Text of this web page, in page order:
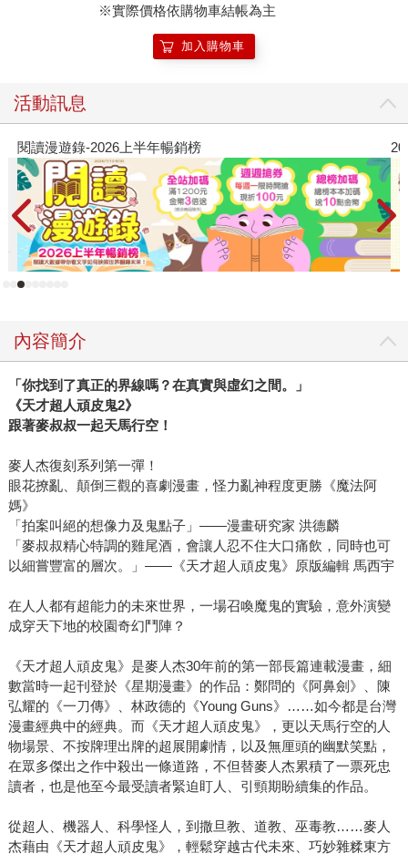
※實際價格依購物車結帳為主
加入購物車
活動訊息
-2026上半年暢銷榜 2026金石堂
內容簡介
「你找到了真正的界線嗎？在真實與虛幻之間。」
《天才超人頑皮鬼2》
跟著麥叔叔一起天馬行空！
麥人杰復刻系列第一彈！
眼花撩亂、顛倒三觀的喜劇漫畫，怪力亂神程度更勝《魔法阿
媽》
「拍案叫絕的想像力及鬼點子」——漫畫研究家 洪德麟
「麥叔叔精心特調的雞尾酒，會讓人忍不住大口痛飲，同時也可
以細嘗豐富的層次。」——《天才超人頑皮鬼》原版編輯 馬西宇
在人人都有超能力的未來世界，一場召喚魔鬼的實驗，意外演變
成穿天下地的校園奇幻鬥陣？
《天才超人頑皮鬼》是麥人杰30年前的第一部長篇連載漫畫，細
數當時一起刊登於《星期漫畫》的作品：鄭問的《阿鼻劍》、陳
弘耀的《一刀傳》、林政德的《Young Guns》……如今都是台灣
漫畫經典中的經典。而《天才超人頑皮鬼》，更以天馬行空的人
物場景、不按牌理出牌的超展開劇情，以及無厘頭的幽默笑點，
在眾多傑出之作中殺出一條道路，不但替麥人杰累積了一票死忠
讀者，也是他至今最受讀者緊迫盯人、引頸期盼續集的作品。
從超人、機器人、科學怪人，到撒旦教、道教、巫毒教……麥人
杰藉由《天才超人頑皮鬼》，輕鬆穿越古代未來、巧妙雜糅東方